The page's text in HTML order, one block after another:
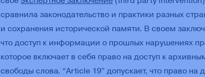
сравнила законодательство и практики разных
и сохранения исторической памяти. В своем
что доступ к информации о прошлых нарушениях
которое включает в себя право на доступ к
свободы слова. “Article 19” допускает, что право